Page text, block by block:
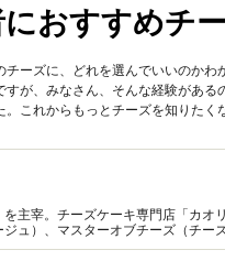
おすすめチ
ーズに、どれを選んでいいのか
が、みなさん、そんな経験がある
これからもっとチーズを知りたく
主宰。チーズケーキ専門店「カオ
ジュ）、マスターオブチーズ（チ
理、スタイリング、チーズコラム